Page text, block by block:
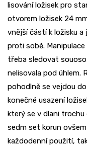
lisování ložisek pro
otvorem ložisek 24
vnější částí k ložisku
proti sobě.
třeba sledovat
nelisovala pod úhlem.
pohodlně se vejdou
konečné usazení
který se v dlani trochu
sedm set korun
každodenní použití,